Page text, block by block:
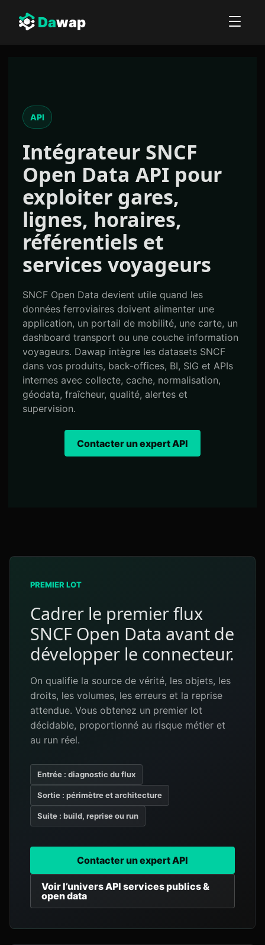
Dawap
API
Intégrateur SNCF
Open Data API pour
exploiter gares,
lignes, horaires,
référentiels et
services voyageurs
SNCF Open Data devient utile quand les
données ferroviaires doivent alimenter une
application, un portail de mobilité, une carte, un
dashboard transport ou une couche information
voyageurs. Dawap intègre les datasets SNCF
dans vos produits, back-offices, BI, SIG et APIs
internes avec collecte, cache, normalisation,
géodata, fraîcheur, qualité, alertes et
supervision.
Contacter un expert API
PREMIER LOT
Cadrer le premier flux
SNCF Open Data avant de
développer le connecteur.
On qualifie la source de vérité, les objets, les
droits, les volumes, les erreurs et la reprise
attendue. Vous obtenez un premier lot
décidable, proportionné au risque métier et
au run réel.
Entrée : diagnostic du flux
Sortie : périmètre et architecture
Suite : build, reprise ou run
Contacter un expert API
Voir l’univers API services publics &
open data